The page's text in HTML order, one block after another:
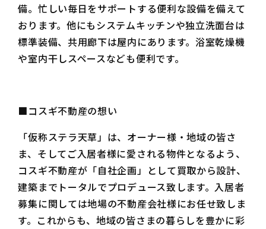
備。忙しい毎日をサポートする便利な設備を備えて
おります。他にもシステムキッチンや独立洗面台は
標準装備、共用廊下は屋内にあります。浴室乾燥機
や室内干しスペースなども便利です。
■コスギ不動産の想い
「仮称ステラ天草」は、オーナー様・地域の皆さ
ま、そしてご入居者様に愛される物件となるよう、
コスギ不動産が「自社企画」として買取から設計、
建築までトータルでプロデュース致します。入居者
募集に関しては地場の不動産会社様にお任せ致しま
す。これからも、地域の皆さまの暮らしを豊かに彩